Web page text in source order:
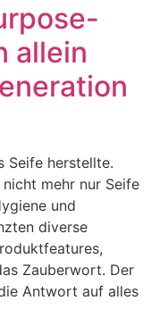
allein
Seife herstellte.
mehr nur Seife
und
diverse
Zauberwort. Der
Antwort auf alles